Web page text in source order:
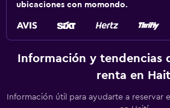
ubicaciones con momondo.
Información y tendencias
renta en
Información útil para ayudarte a reservar